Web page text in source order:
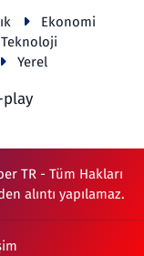
Ekonomi
Yerel
TR - Tüm Hakları
alıntı yapılamaz.